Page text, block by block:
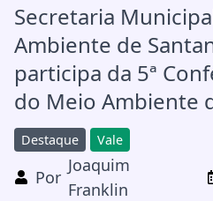
Secretaria
Ambiente de
participa da 5ª
do Meio Ambiente
Destaque Vale
Por
Joaquim
Franklin